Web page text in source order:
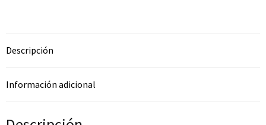
Descripción
Información adicional